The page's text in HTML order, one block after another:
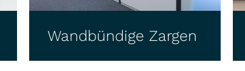
InWin Kompakt